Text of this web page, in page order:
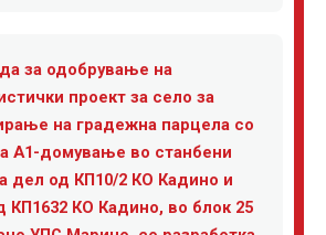
за одобрување на
проект за село за
на градежна парцела со
А1-домување во станбени
дел од КП10/2 КО Кадино и
КП1632 КО Кадино, во блок 25